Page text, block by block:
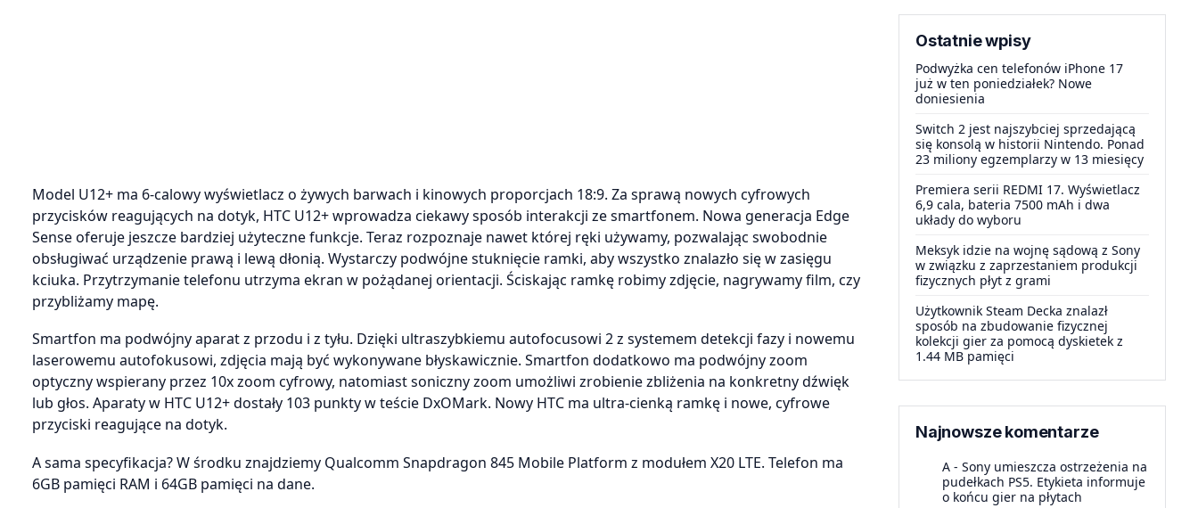
Model U12+ ma 6-calowy wyświetlacz o żywych barwach i kinowych proporcjach 18:9. Za sprawą nowych cyfrowych
przycisków reagujących na dotyk, HTC U12+ wprowadza ciekawy sposób interakcji ze smartfonem. Nowa generacja Edge
Sense oferuje jeszcze bardziej użyteczne funkcje. Teraz rozpoznaje nawet której ręki używamy, pozwalając swobodnie
obsługiwać urządzenie prawą i lewą dłonią. Wystarczy podwójne stuknięcie ramki, aby wszystko znalazło się w zasięgu
kciuka. Przytrzymanie telefonu utrzyma ekran w pożądanej orientacji. Ściskając ramkę robimy zdjęcie, nagrywamy film, czy
przybliżamy mapę.
Smartfon ma podwójny aparat z przodu i z tyłu. Dzięki ultraszybkiemu autofocusowi 2 z systemem detekcji fazy i nowemu
laserowemu autofokusowi, zdjęcia mają być wykonywane błyskawicznie. Smartfon dodatkowo ma podwójny zoom
optyczny wspierany przez 10x zoom cyfrowy, natomiast soniczny zoom umożliwi zrobienie zbliżenia na konkretny dźwięk
lub głos. Aparaty w HTC U12+ dostały 103 punkty w teście DxOMark. Nowy HTC ma ultra-cienką ramkę i nowe, cyfrowe
przyciski reagujące na dotyk.
A sama specyfikacja? W środku znajdziemy Qualcomm Snapdragon 845 Mobile Platform z modułem X20 LTE. Telefon ma
6GB pamięci RAM i 64GB pamięci na dane.
Ostatnie wpisy
Podwyżka cen telefonów iPhone 17
już w ten poniedziałek? Nowe
doniesienia
Switch 2 jest najszybciej sprzedającą
się konsolą w historii Nintendo. Ponad
23 miliony egzemplarzy w 13 miesięcy
Premiera serii REDMI 17. Wyświetlacz
6,9 cala, bateria 7500 mAh i dwa
układy do wyboru
Meksyk idzie na wojnę sądową z Sony
w związku z zaprzestaniem produkcji
fizycznych płyt z grami
Użytkownik Steam Decka znalazł
sposób na zbudowanie fizycznej
kolekcji gier za pomocą dyskietek z
1.44 MB pamięci
Najnowsze komentarze
A - Sony umieszcza ostrzeżenia na
pudełkach PS5. Etykieta informuje
o końcu gier na płytach